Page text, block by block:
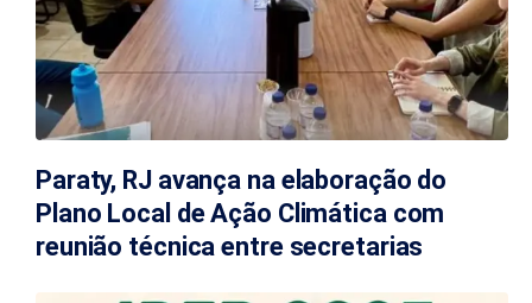
Paraty, RJ avança na elaboração do
Plano Local de Ação Climática com
reunião técnica entre secretarias